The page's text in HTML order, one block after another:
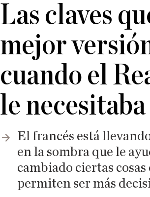
Las claves
mejor
cuando el
le necesitaba
El francés está
en la sombra que le
cambiado ciertas
permiten ser más